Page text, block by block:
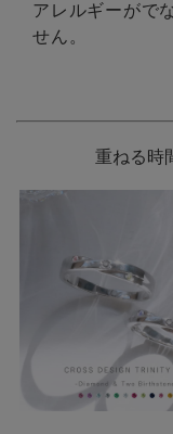
アレルギーがで
せん。
重ねる時